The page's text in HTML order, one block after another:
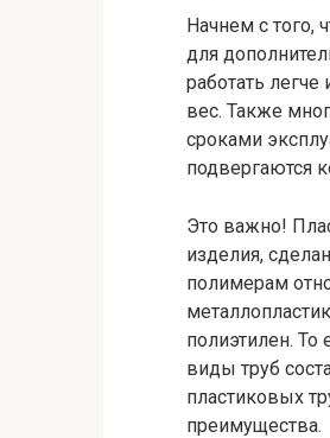
Начнем с того,
для
работать
вес. Также
сроками
подвергаются
Это важно!
изделия,
полимерам
полиэтилен. То
виды труб
пластиковых
преимущества.